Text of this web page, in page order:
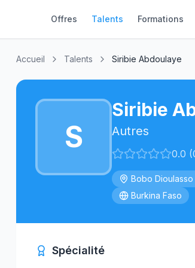
Offres Talents Formations
Accueil Talents Siribie Abdoulaye
S
Siribie
Autres
0.0
Bobo Dioulasso
Burkina Faso
Spécialité